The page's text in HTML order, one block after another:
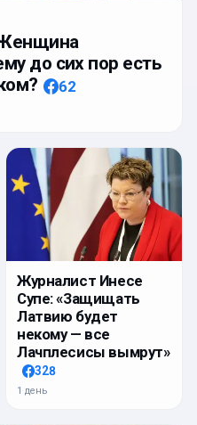
Женщина
до сих пор есть
62
Журналист Инесе
Супе: «Защищать
Латвию будет
некому — все
Лачплесисы вымрут»
328
1 день